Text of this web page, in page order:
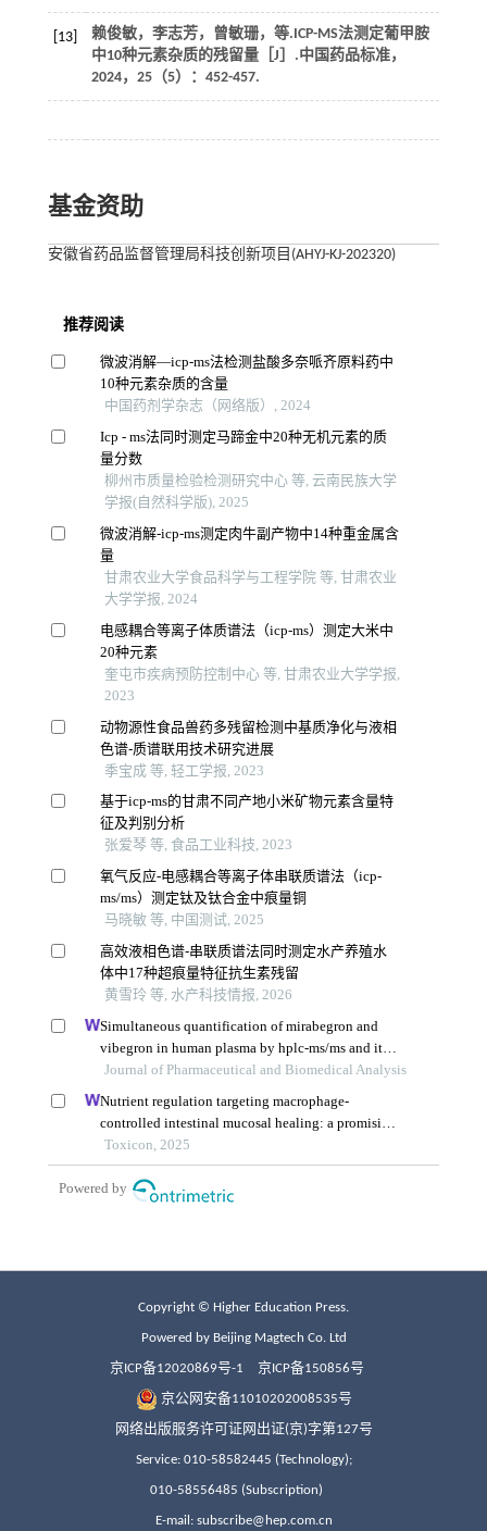
[13] 赖俊敏，李志芳，曾敏珊， 等.ICP-MS法测定葡甲胺
中10种元素杂质的残留量［J］.中国药品标准，
2024， 25（5）：452-457.
基金资助
安徽省药品监督管理局科技创新项目(AHYJ-KJ-202320)
Copyright © Higher Education Press.
Powered by Beijing Magtech Co. Ltd
京ICP备12020869号-1 京ICP备150856号
京公网安备11010202008535号
网络出版服务许可证网出证(京)字第127号
Service: 010-58582445 (Technology);
010-58556485 (Subscription)
E-mail: subscribe@hep.com.cn